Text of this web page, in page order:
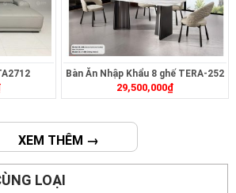
Bàn Ăn Nhập Khẩu 8 ghế TERA-252
29,500,000₫
XEM THÊM →
LOẠI